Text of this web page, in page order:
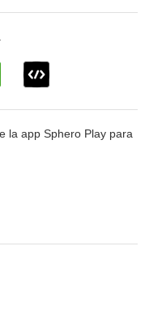
la app Sphero Play para